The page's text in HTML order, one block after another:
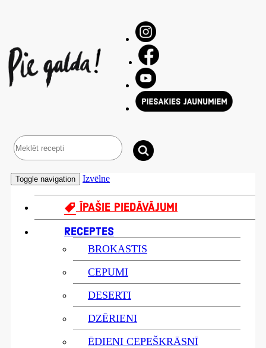
Toggle navigation Izvēlne
ĪPAŠIE PIEDĀVĀJUMI
RECEPTES
BROKASTIS
CEPUMI
DESERTI
DZĒRIENI
ĒDIENI CEPEŠKRĀSNĪ